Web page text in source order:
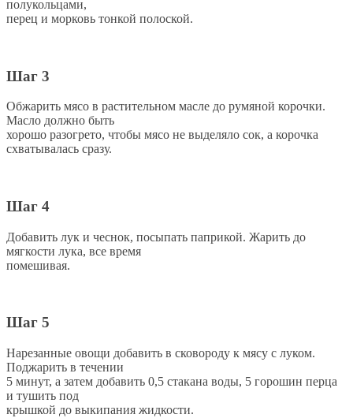
полукольцами,
перец и морковь тонкой полоской.
Шаг 3
Обжарить мясо в растительном масле до румяной корочки.
Масло должно быть
хорошо разогрето, чтобы мясо не выделяло сок, а корочка
схватывалась сразу.
Шаг 4
Добавить лук и чеснок, посыпать паприкой. Жарить до
мягкости лука, все время
помешивая.
Шаг 5
Нарезанные овощи добавить в сковороду к мясу с луком.
Поджарить в течении
5 минут, а затем добавить 0,5 стакана воды, 5 горошин перца
и тушить под
крышкой до выкипания жидкости.